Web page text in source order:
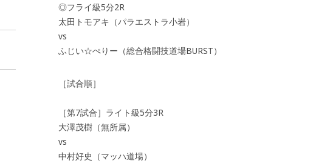
◎フライ級5分2R
太田トモアキ（パラエストラ小岩）
vs
ふじい☆ぺりー（総合格闘技道場BURST）
［試合順］
［第7試合］ライト級5分3R
大澤茂樹（無所属）
vs
中村好史（マッハ道場）